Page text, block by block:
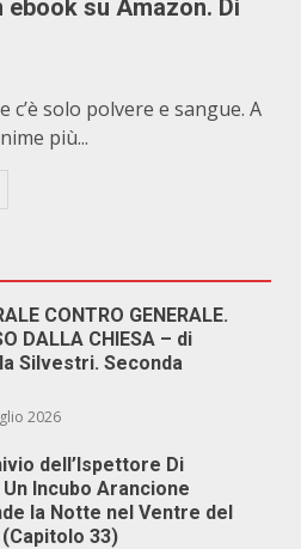
su Amazon. Di
c’è solo polvere e sangue. A
più...
CONTRO GENERALE.
DALLA CHIESA – di
Silvestri. Seconda
2026
dell’Ispettore Di
Un Incubo Arancione
la Notte nel Ventre del
33)